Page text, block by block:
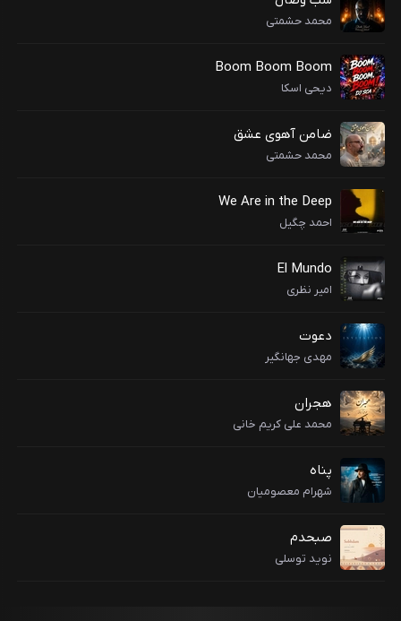
محمد حشمتی
Boom Boom Boom
دیحی اسکا
ضامن آهوی عشق
محمد حشمتی
We Are in the Deep
احمد چگیل
El Mundo
امیر نظری
دعوت
مهدی جهانگیر
هجران
محمد علی کریم خانی
پناه
شهرام معصومیان
صبحدم
نوید توسلی